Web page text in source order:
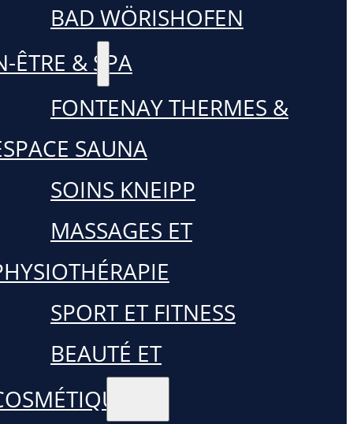
BAD WÖRISHOFEN
ÊTRE & SPA
FONTENAY THERMES &
SAUNA
SOINS KNEIPP
MASSAGES ET
SPORT ET FITNESS
BEAUTÉ ET